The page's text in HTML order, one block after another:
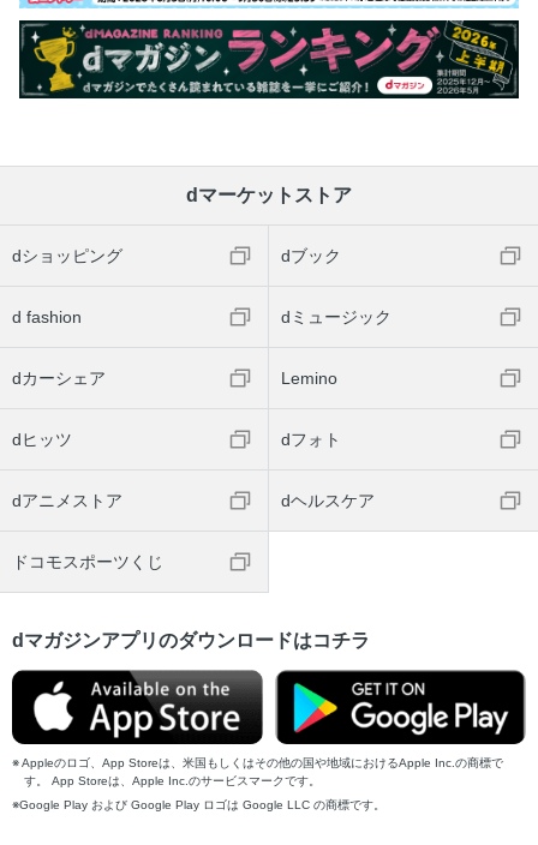
dマーケットストア
dショッピング dブック
d fashion dミュージック
dカーシェア Lemino
dヒッツ dフォト
dアニメストア dヘルスケア
ドコモスポーツくじ
dマガジンアプリのダウンロードはコチラ
Appleのロゴ、App Storeは、米国もしくはその他の国や地域におけるApple Inc.の商標で
す。 App Storeは、Apple Inc.のサービスマークです。
Google Play および Google Play ロゴは Google LLC の商標です。